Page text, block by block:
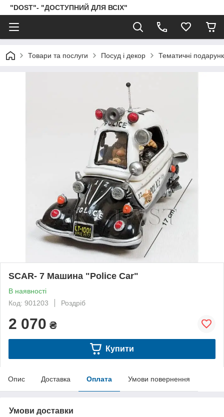
"DOST"- "ДОСТУПНИЙ ДЛЯ ВСІХ"
Товари та послуги Посуд і декор Тематичні
SCAR- 7 Машина "Police Car"
В наявності
Код: 901203
Роздріб
2 070 ₴
Купити
Опис Доставка Оплата Умови повернення
Умови доставки